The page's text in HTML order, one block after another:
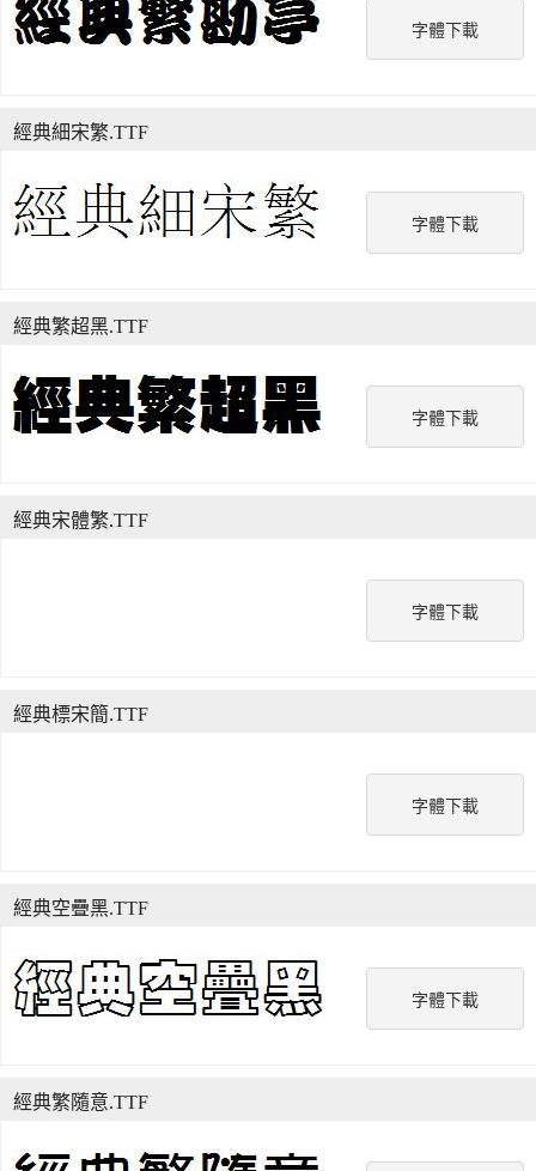
字體下載
字體下載
經典細宋繁.TTF
字體下載
經典繁超黑.TTF
字體下載
經典宋體繁.TTF
字體下載
經典標宋簡.TTF
字體下載
經典空疊黑.TTF
經典繁隨意.TTF